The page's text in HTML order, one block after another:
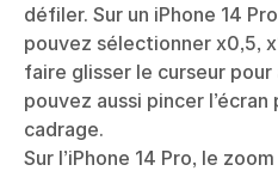
défiler. Sur un iPhone 14
pouvez sélectionner x0,5,
faire glisser le curseur
pouvez aussi pincer
cadrage.
Sur l’iPhone 14 Pro, le